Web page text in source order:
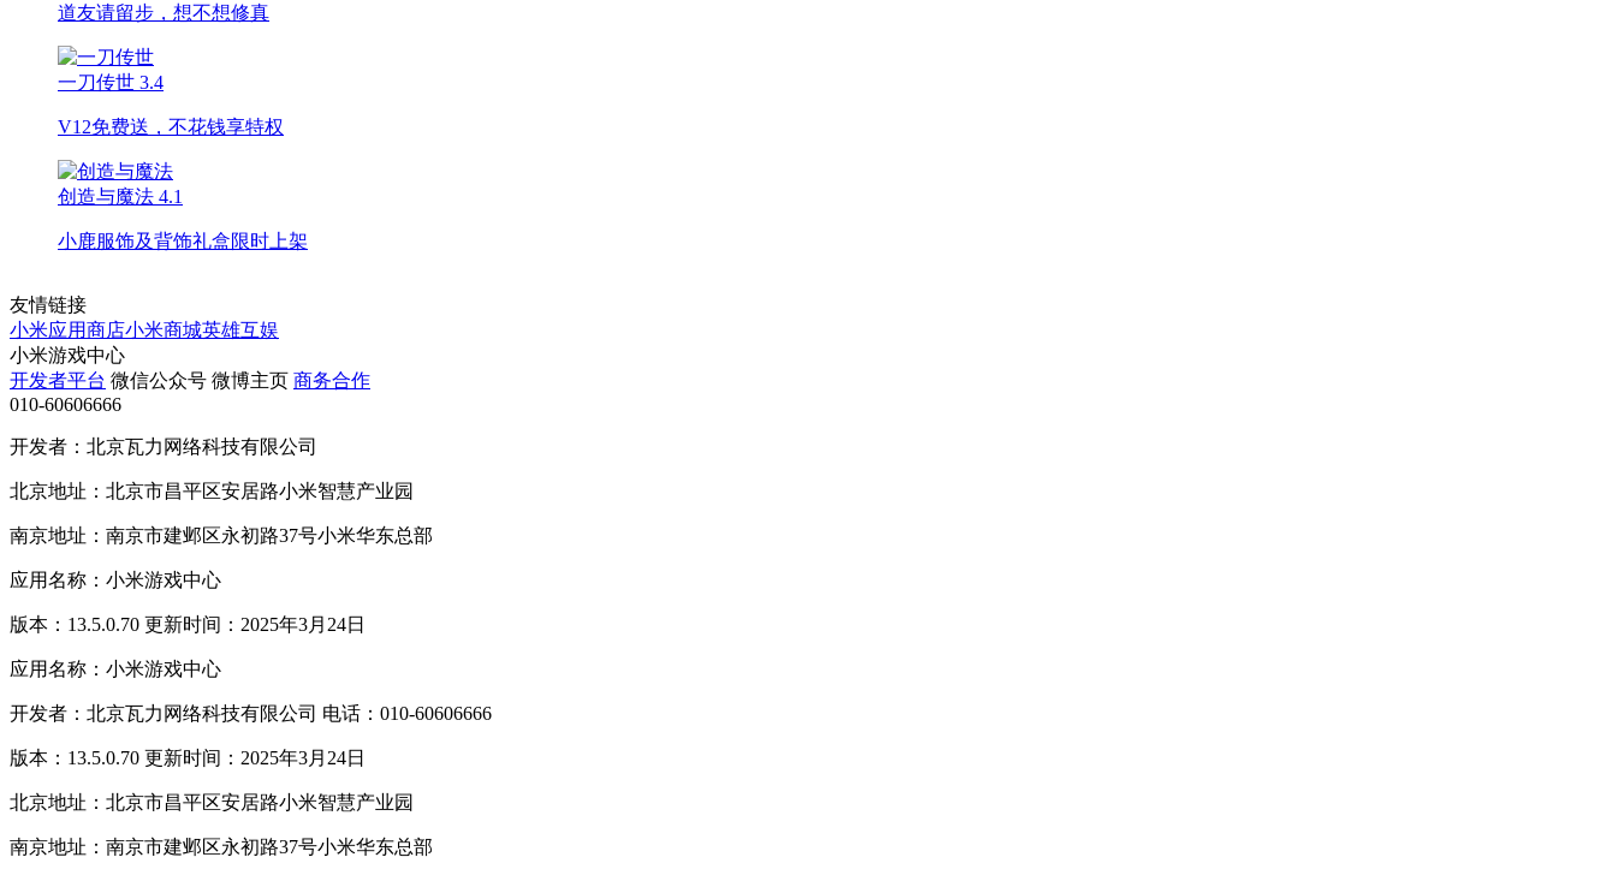
道友请留步，想不想修真
一刀传世 3.4
V12免费送，不花钱享特权
创造与魔法 4.1
小鹿服饰及背饰礼盒限时上架
友情链接
小米应用商店小米商城英雄互娱
小米游戏中心
开发者平台 微信公众号 微博主页 商务合作
010-60606666
开发者：北京瓦力网络科技有限公司
北京地址：北京市昌平区安居路小米智慧产业园
南京地址：南京市建邺区永初路37号小米华东总部
应用名称：小米游戏中心
版本：13.5.0.70 更新时间：2025年3月24日
应用名称：小米游戏中心
开发者：北京瓦力网络科技有限公司 电话：010-60606666
版本：13.5.0.70 更新时间：2025年3月24日
北京地址：北京市昌平区安居路小米智慧产业园
南京地址：南京市建邺区永初路37号小米华东总部